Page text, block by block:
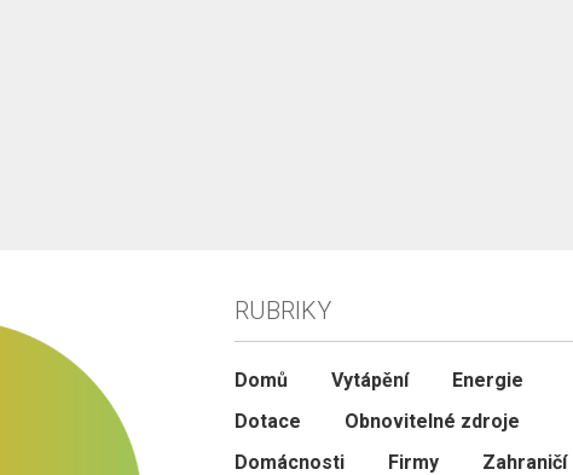
RUBRIKY
Domů Vytápění
Energie
Dotace
Obnovitelné zdroje
Domácnosti
Firmy Zahraničí